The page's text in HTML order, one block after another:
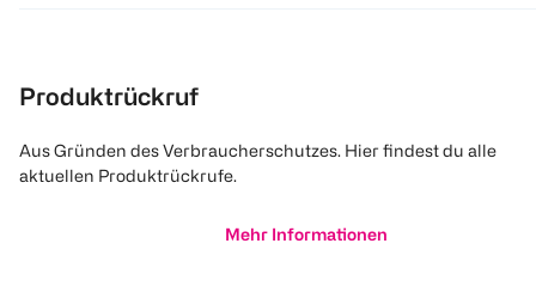
Produktrückruf
Aus Gründen des Verbraucherschutzes. Hier findest du alle
aktuellen Produktrückrufe.
Mehr Informationen